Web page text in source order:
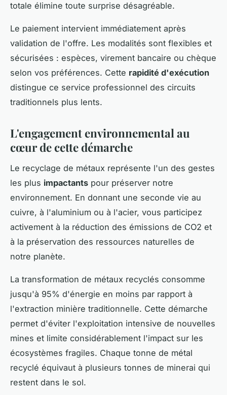
totale élimine toute surprise désagréable.
Le paiement intervient immédiatement après
validation de l'offre. Les modalités sont flexibles et
sécurisées : espèces, virement bancaire ou chèque
selon vos préférences. Cette rapidité d'exécution
distingue ce service professionnel des circuits
traditionnels plus lents.
L'engagement environnemental au
cœur de cette démarche
Le recyclage de métaux représente l'un des gestes
les plus impactants pour préserver notre
environnement. En donnant une seconde vie au
cuivre, à l'aluminium ou à l'acier, vous participez
activement à la réduction des émissions de CO2 et
à la préservation des ressources naturelles de
notre planète.
La transformation de métaux recyclés consomme
jusqu'à 95% d'énergie en moins par rapport à
l'extraction minière traditionnelle. Cette démarche
permet d'éviter l'exploitation intensive de nouvelles
mines et limite considérablement l'impact sur les
écosystèmes fragiles. Chaque tonne de métal
recyclé équivaut à plusieurs tonnes de minerai qui
restent dans le sol.